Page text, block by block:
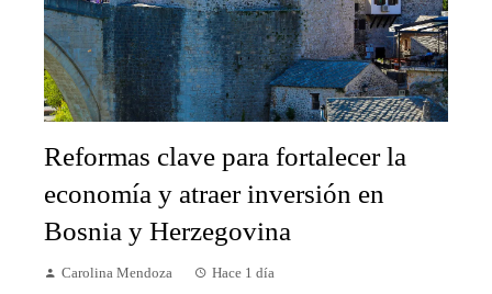
Reformas clave para fortalecer la
economía y atraer inversión en
Bosnia y Herzegovina
Carolina Mendoza Hace 1 día